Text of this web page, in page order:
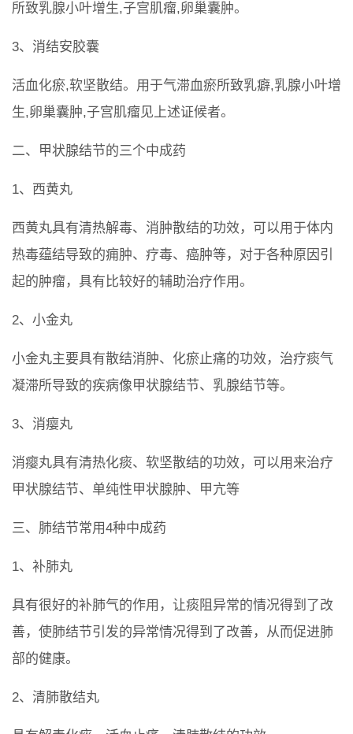
所致乳腺小叶增生,子宫肌瘤,卵巢囊肿。
3、消结安胶囊
活血化瘀,软坚散结。用于气滞血瘀所致乳癖,乳腺小叶增
生,卵巢囊肿,子宫肌瘤见上述证候者。
二、甲状腺结节的三个中成药
1、西黄丸
西黄丸具有清热解毒、消肿散结的功效，可以用于体内
热毒蕴结导致的痈肿、疗毒、癌肿等，对于各种原因引
起的肿瘤，具有比较好的辅助治疗作用。
2、小金丸
小金丸主要具有散结消肿、化瘀止痛的功效，治疗痰气
凝滞所导致的疾病像甲状腺结节、乳腺结节等。
3、消瘿丸
消瘿丸具有清热化痰、软坚散结的功效，可以用来治疗
甲状腺结节、单纯性甲状腺肿、甲亢等
三、肺结节常用4种中成药
1、补肺丸
具有很好的补肺气的作用，让痰阻异常的情况得到了改
善，使肺结节引发的异常情况得到了改善，从而促进肺
部的健康。
2、清肺散结丸